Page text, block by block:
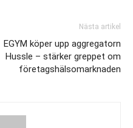
Nästa artikel
EGYM köper upp aggregatorn
Hussle – stärker greppet om
företagshälsomarknaden